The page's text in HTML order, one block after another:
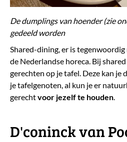
De dumplings van hoender (zie
gedeeld worden
Shared-dining, er is
de Nederlandse horeca. Bij
gerechten op je tafel. Deze kan je
je tafelgenoten, al kun je er
gerechtvoor jezelf te houden.
D'coninck van